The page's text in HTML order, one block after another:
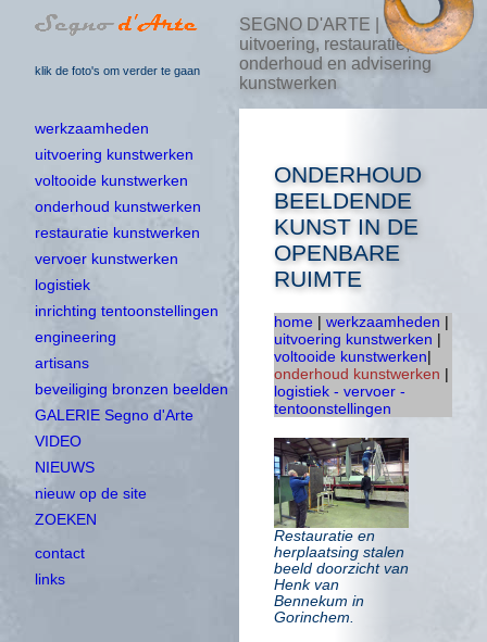
klik de foto's om verder te gaan
SEGNO D'ARTE |
uitvoering, restauratie,
onderhoud en advisering
kunstwerken
werkzaamheden
uitvoering kunstwerken
voltooide kunstwerken
onderhoud kunstwerken
restauratie kunstwerken
vervoer kunstwerken
logistiek
inrichting tentoonstellingen
engineering
artisans
beveiliging bronzen beelden
GALERIE Segno d'Arte
VIDEO
NIEUWS
nieuw op de site
ZOEKEN
contact
links
ONDERHOUD
BEELDENDE
KUNST IN DE
OPENBARE
RUIMTE
home | werkzaamheden |
uitvoering kunstwerken |
voltooide kunstwerken|
onderhoud kunstwerken |
logistiek - vervoer -
tentoonstellingen
Restauratie en
herplaatsing stalen
beeld doorzichtvan
Henk van
Bennekum in
Gorinchem.